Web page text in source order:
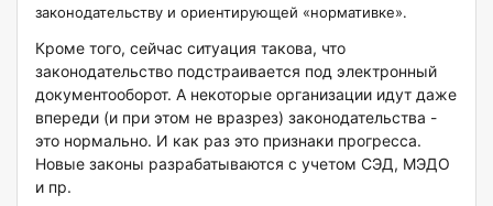
законодательству и ориентирующей «нормативке».
Кроме того, сейчас ситуация такова, что
законодательство подстраивается под электронный
документооборот. А некоторые организации идут даже
впереди (и при этом не вразрез) законодательства -
это нормально. И как раз это признаки прогресса.
Новые законы разрабатываются с учетом СЭД, МЭДО
и пр.